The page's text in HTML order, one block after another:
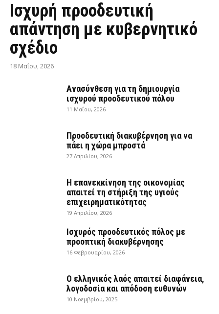
Ισχυρή προοδευτική
απάντηση με κυβερνητικό
σχέδιο
18 Μαΐου, 2026
Ανασύνθεση για τη δημιουργία
ισχυρού προοδευτικού πόλου
11 Μαΐου, 2026
Προοδευτική διακυβέρνηση για να
πάει η χώρα μπροστά
27 Απριλίου, 2026
Η επανεκκίνηση της οικονομίας
απαιτεί τη στήριξη της υγιούς
επιχειρηματικότητας
19 Απριλίου, 2026
Ισχυρός προοδευτικός πόλος με
προοπτική διακυβέρνησης
16 Φεβρουαρίου, 2026
Ο ελληνικός λαός απαιτεί διαφάνεια,
λογοδοσία και απόδοση ευθυνών
10 Νοεμβρίου, 2025